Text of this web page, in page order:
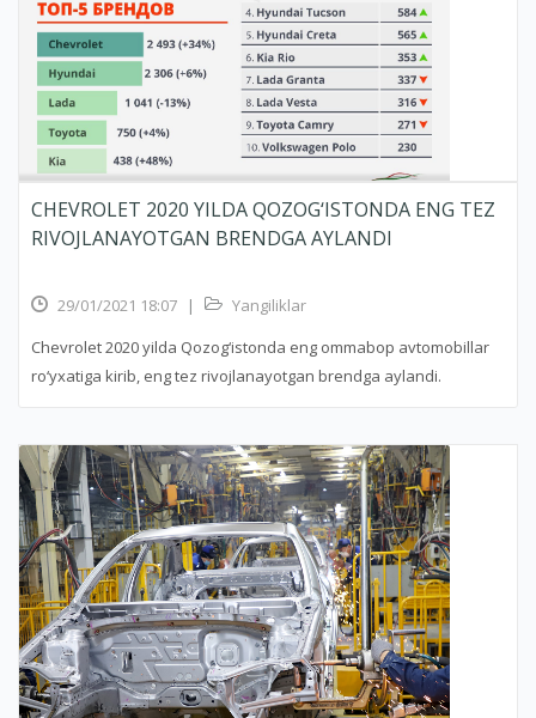
CHEVROLET 2020 YILDA QOZOG‘ISTONDA ENG TEZ
RIVOJLANAYOTGAN BRENDGA AYLANDI
29/01/2021 18:07 |
Yangiliklar
Chevrolet 2020 yilda Qozog‘istonda eng ommabop avtomobillar
ro‘yxatiga kirib, eng tez rivojlanayotgan brendga aylandi.